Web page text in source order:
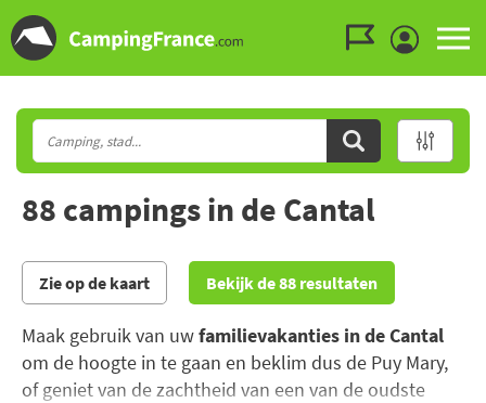
88 campings in de Cantal
Zie op de kaart Bekijk de 88 resultaten
Maak gebruik van uwfamilievakanties in de Cantal
om de hoogte in te gaan en beklim dus de Puy Mary,
of geniet van de zachtheid van een van de oudste